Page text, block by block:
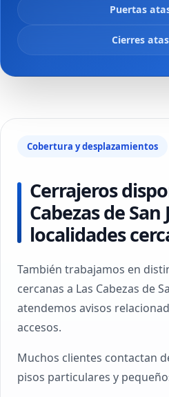
Puertas
Cierres
Cobertura y desplazamientos
Cerrajeros
Cabezas de San
localidades
También trabajamos en
cercanas a Las Cabezas de
atendemos avisos
accesos.
Muchos clientes contactan
pisos particulares y